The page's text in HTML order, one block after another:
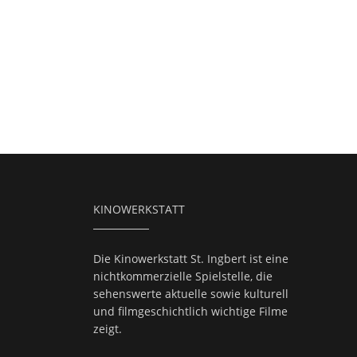
KINOWERKSTATT
Die Kinowerkstatt St. Ingbert ist eine
nichtkommerzielle Spielstelle, die
sehenswerte aktuelle sowie kulturell
und filmgeschichtlich wichtige Filme
zeigt.